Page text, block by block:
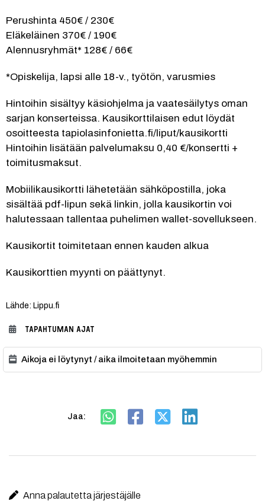
Perushinta 450€ / 230€
Eläkeläinen 370€ / 190€
Alennusryhmät* 128€ / 66€
*Opiskelija, lapsi alle 18-v., työtön, varusmies
Hintoihin sisältyy käsiohjelma ja vaatesäilytys oman
sarjan konserteissa. Kausikorttilaisen edut löydät
osoitteesta tapiolasinfonietta.fi/liput/kausikortti
Hintoihin lisätään palvelumaksu 0,40 €/konsertti +
toimitusmaksut.
Mobiilikausikortti lähetetään sähköpostilla, joka
sisältää pdf-lipun sekä linkin, jolla kausikortin voi
halutessaan tallentaa puhelimen wallet-sovellukseen.
Kausikortit toimitetaan ennen kauden alkua
Kausikorttien myynti on päättynyt.
Lähde: Lippu.fi
TAPAHTUMAN AJAT
Aikoja ei löytynyt / aika ilmoitetaan myöhemmin
Jaa:
Anna palautetta järjestäjälle